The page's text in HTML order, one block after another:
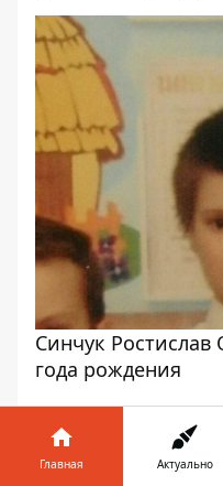
Синчук Ростислав
года рождения
Главная Актуально